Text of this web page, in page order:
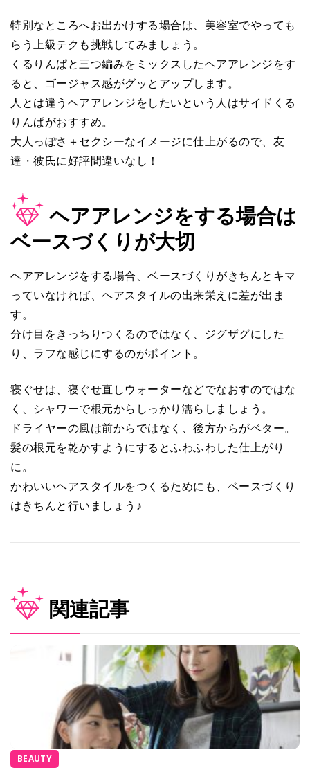
特別なところへお出かけする場合は、美容室でやっても
らう上級テクも挑戦してみましょう。
くるりんぱと三つ編みをミックスしたヘアアレンジをす
ると、ゴージャス感がグッとアップします。
人とは違うヘアアレンジをしたいという人はサイドくる
りんぱがおすすめ。
大人っぽさ＋セクシーなイメージに仕上がるので、友
達・彼氏に好評間違いなし！
ヘアアレンジをする場合は
ベースづくりが大切
ヘアアレンジをする場合、ベースづくりがきちんとキマ
っていなければ、ヘアスタイルの出来栄えに差が出ま
す。
分け目をきっちりつくるのではなく、ジグザグにした
り、ラフな感じにするのがポイント。
寝ぐせは、寝ぐせ直しウォーターなどでなおすのではな
く、シャワーで根元からしっかり濡らしましょう。
ドライヤーの風は前からではなく、後方からがベター。
髪の根元を乾かすようにするとふわふわした仕上がり
に。
かわいいヘアスタイルをつくるためにも、ベースづくり
はきちんと行いましょう♪
関連記事
BEAUTY